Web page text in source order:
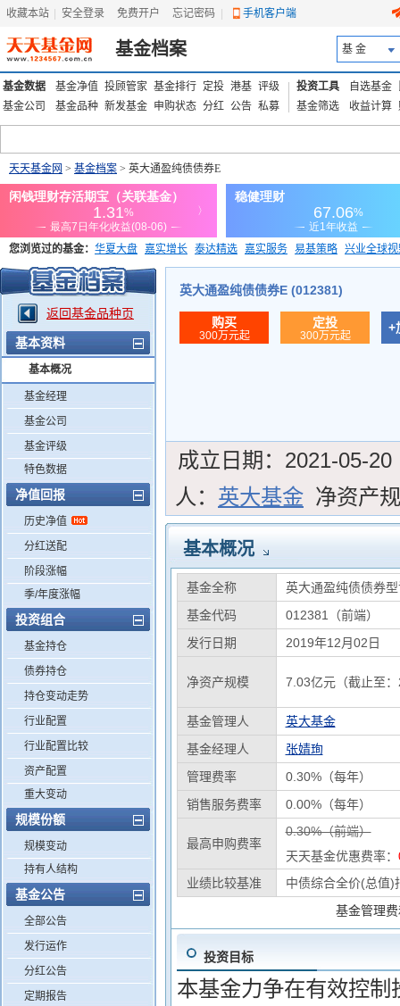
收藏本站 安全登录 免费开户 忘记密码 手机客户端
基金档案 基 金
基金数据 基金净值 投顾管家 基金排行 定投 港基 评级
基金公司
基金品种 新发基金 申购状态 分红 公告 私募
投资工具 自选基金
基金筛选
收益计算
天天基金网 > 基金档案 > 英大通盈纯债债券E
您浏览过的基金： 华夏大盘 嘉实增长 泰达精选 嘉实服务 易基策略 兴业全球
添富优势 华安宏利 上证180价值ETF
返回基金品种页
基本资料
基本概况
基金经理
基金公司
基金评级
特色数据
净值回报
历史净值
分红送配
阶段涨幅
季/年度涨幅
投资组合
基金持仓
债券持仓
持仓变动走势
行业配置
行业配置比较
资产配置
重大变动
规模份额
规模变动
持有人结构
基金公告
全部公告
发行运作
分红公告
定期报告
英大通盈纯债债券E (012381)
购买
300万元起
定投
300万元起
+
成立日期： 2021-05-20
人： 英大基金 净资产
基本概况
基金全称
英大通盈纯债债券
基金代码
012381（前端）
发行日期
2019年12月02日
净资产规模 7.03亿元（截止至
基金管理人
英大基金
基金经理人
张婧珣
管理费率
0.30%（每年）
销售服务费率
0.00%（每年）
最高申购费率
0.30%（前端）
天天基金优惠费率：
业绩比较基准
中债综合全价(总值)
基金管理
投资目标
本基金力争在有效控